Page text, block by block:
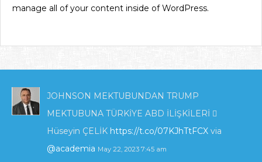
manage all of your content inside of WordPress.
JOHNSON MEKTUBUNDAN TRUMP
MEKTUBUNA TÜRKİYE ABD İLİŞKİLERİ 
Hüseyin ÇELİK https://t.co/07KJhTtFCX via
@academia May 22, 2023 7:45 am